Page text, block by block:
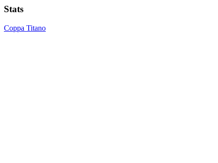
Stats
Coppa Titano